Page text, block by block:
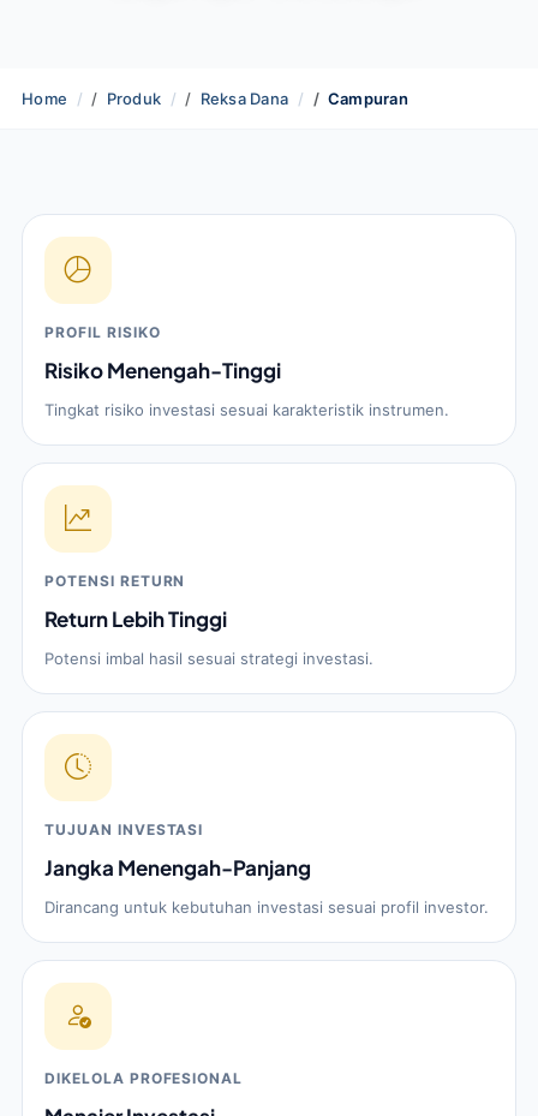
Home Produk Reksa Dana Campuran
PROFIL RISIKO
Risiko Menengah-Tinggi
Tingkat risiko investasi sesuai karakteristik instrumen.
POTENSI RETURN
Return Lebih Tinggi
Potensi imbal hasil sesuai strategi investasi.
TUJUAN INVESTASI
Jangka Menengah-Panjang
Dirancang untuk kebutuhan investasi sesuai profil investor.
DIKELOLA PROFESIONAL